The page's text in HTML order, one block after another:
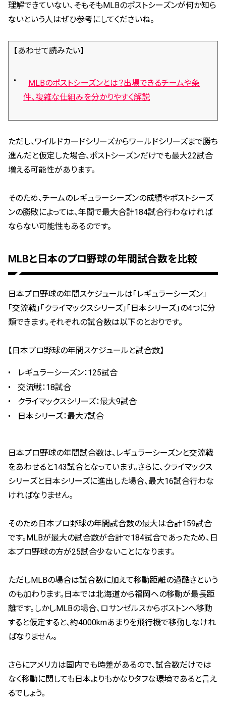
理解できていない、そもそもMLBのポストシーズンが何か知ら
ないという人はぜひ参考にしてくださいね。
【あわせて読みたい】
MLBのポストシーズンとは？出場できるチームや条
件、複雑な仕組みを分かりやすく解説
ただし、ワイルドカードシリーズからワールドシリーズまで勝ち
進んだと仮定した場合、ポストシーズンだけでも最大22試合
増える可能性があります。
そのため、チームのレギュラーシーズンの成績やポストシーズ
ンの勝敗によっては、年間で最大合計184試合行わなければ
ならない可能性もあるのです。
MLBと日本のプロ野球の年間試合数を比較
日本プロ野球の年間スケジュールは「レギュラーシーズン」
「交流戦」「クライマックスシリーズ」「日本シリーズ」の4つに分
類できます。それぞれの試合数は以下のとおりです。
【日本プロ野球の年間スケジュールと試合数】
レギュラーシーズン：125試合
交流戦：18試合
クライマックスシリーズ：最大9試合
日本シリーズ：最大7試合
日本プロ野球の年間試合数は、レギュラーシーズンと交流戦
をあわせると143試合となっています。さらに、クライマックス
シリーズと日本シリーズに進出した場合、最大16試合行わな
ければなりません。
そのため日本プロ野球の年間試合数の最大は合計159試合
です。MLBが最大の試合数が合計で184試合であったため、日
本プロ野球の方が25試合少ないことになります。
ただしMLBの場合は試合数に加えて移動距離の過酷さという
のも加わります。日本では北海道から福岡への移動が最長距
離です。しかしMLBの場合、ロサンゼルスからボストンへ移動
すると仮定すると、約4000kmあまりを飛行機で移動しなけれ
ばなりません。
さらにアメリカは国内でも時差があるので、試合数だけでは
なく移動に関しても日本よりもかなりタフな環境であると言え
るでしょう。